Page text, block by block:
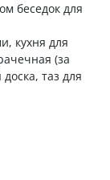
беседок для
кухня для
(за
таз для